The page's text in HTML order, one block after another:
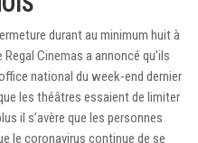
durant au minimum huit à
Cinemas a annoncé qu’ils
national du week-end dernier
les théâtres essaient de limiter
il s’avère que les personnes
le coronavirus continue de se